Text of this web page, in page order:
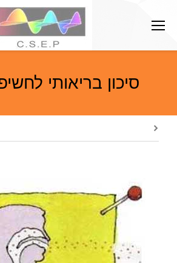
לתוכן
סיכון בריאותי